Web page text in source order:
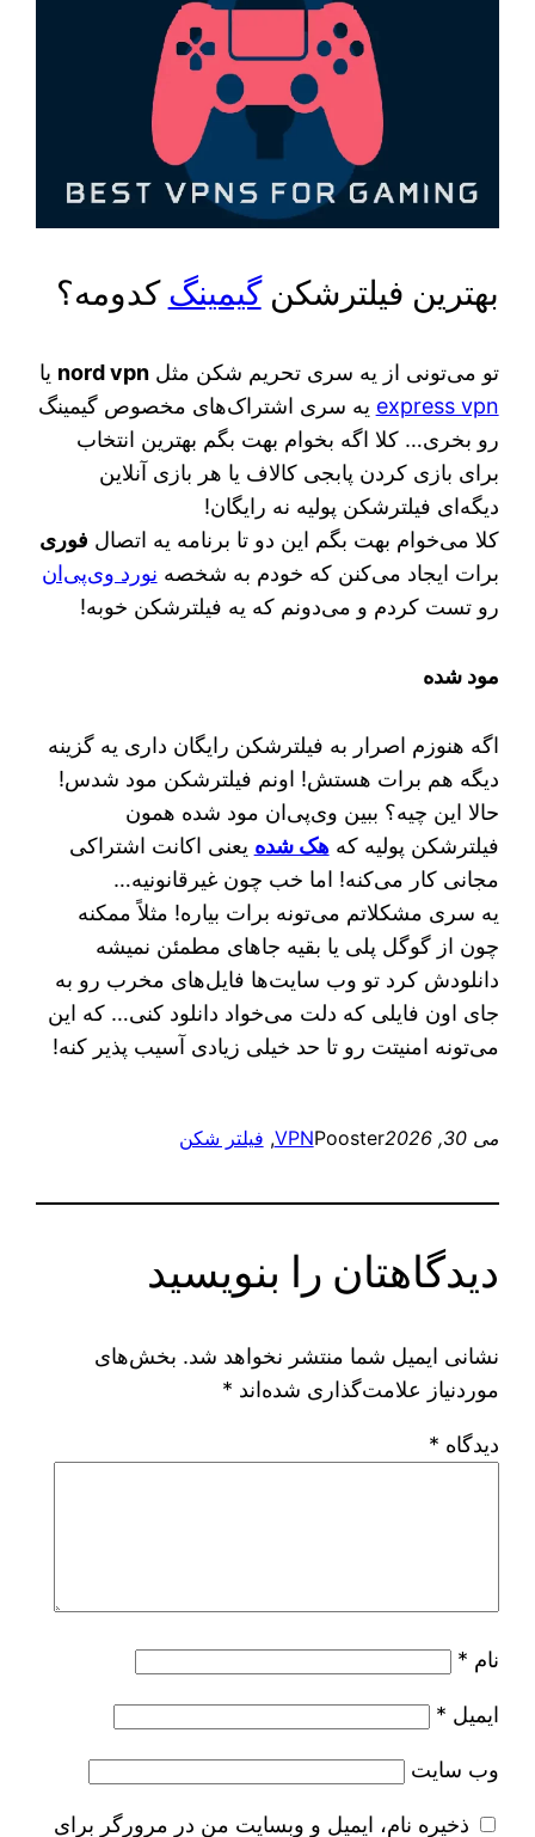
بهترین فیلترشکنگیمینگکدومه؟
تو می‌تونی از یه سری تحریم شکن مثلnord vpn یا
express vpn یه سری اشتراک‌های مخصوص گیمینگ
رو بخری… کلا اگه بخوام بهت بگم بهترین انتخاب
برای بازی کردن پابجی کالاف یا هر بازی آنلاین
دیگه‌ای فیلترشکن پولیه نه رایگان!
کلا می‌خوام بهت بگم این دو تا برنامه یه اتصال فوری
برات ایجاد می‌کنن که خودم به شخصه نورد وی‌پی‌ان
رو تست کردم و می‌دونم که یه فیلترشکن خوبه!
مود شده
اگه هنوزم اصرار به فیلترشکن رایگان داری یه گزینه
دیگه هم برات هستش! اونم فیلترشکن مود شدس!
حالا این چیه؟ ببین وی‌پی‌ان مود شده همون
فیلترشکن پولیه کههک شده یعنی اکانت اشتراکی
مجانی کار می‌کنه! اما خب چون غیرقانونیه…
یه سری مشکلاتم می‌تونه برات بیاره! مثلاً ممکنه
چون از گوگل پلی یا بقیه جاهای مطمئن نمیشه
دانلودش کرد تو وب سایت‌ها فایل‌های مخرب رو به
جای اون فایلی که دلت می‌خواد دانلود کنی… که این
می‌تونه امنیتت رو تا حد خیلی زیادی آسیب پذیر کنه!
می 30, 2026 Pooster
VPN
, فیلتر شکن
دیدگاهتان را بنویسید
نشانی ایمیل شما منتشر نخواهد شد. بخش‌های
موردنیاز علامت‌گذاری شده‌اند *
دیدگاه *
نام *
ایمیل *
وب‌ سایت
ذخیره نام، ایمیل و وبسایت من در مرورگر برای